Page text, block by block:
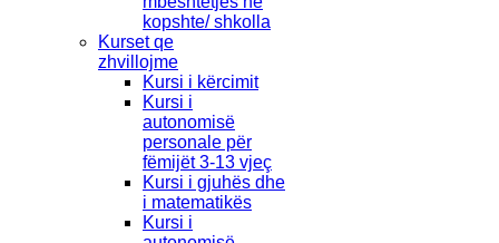
kopshte/ shkolla
Kurset qe
zhvillojme
Kursi i kërcimit
Kursi i
autonomisë
personale për
fëmijët 3-13 vjeç
Kursi i gjuhës dhe
i matematikës
Kursi i